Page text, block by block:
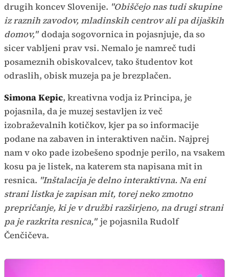
drugih koncev Slovenije. "Obiščejo nas tudi skupine
iz raznih zavodov, mladinskih centrov ali pa dijaških
domov," dodaja sogovornica in pojasnjuje, da so
sicer vabljeni prav vsi. Nemalo je namreč tudi
posameznih obiskovalcev, tako študentov kot
odraslih, obisk muzeja pa je brezplačen.
Simona Kepic, kreativna vodja iz Principa, je
pojasnila, da je muzej sestavljen iz več
izobraževalnih kotičkov, kjer pa so informacije
podane na zabaven in interaktiven način. Najprej
nam v oko pade izobešeno spodnje perilo, na vsakem
kosu pa je listek, na katerem sta napisana mit in
resnica. "Inštalacija je delno interaktivna. Na eni
strani listka je zapisan mit, torej neko zmotno
prepričanje, ki je v družbi razširjeno, na drugi strani
pa je razkrita resnica," je pojasnila Rudolf
Čenčičeva.